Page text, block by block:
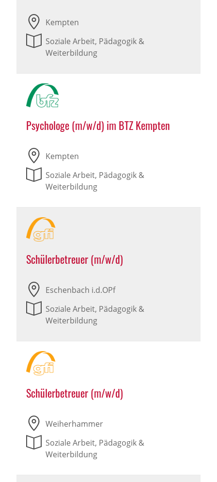
Kempten
Soziale Arbeit, Pädagogik &
Weiterbildung
Psychologe (m/w/d) im BTZ Kempten
Kempten
Soziale Arbeit, Pädagogik &
Weiterbildung
Schülerbetreuer (m/w/d)
Eschenbach i.d.OPf
Soziale Arbeit, Pädagogik &
Weiterbildung
Schülerbetreuer (m/w/d)
Weiherhammer
Soziale Arbeit, Pädagogik &
Weiterbildung